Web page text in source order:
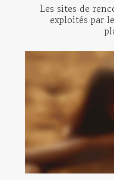
Les sites de
exploités par